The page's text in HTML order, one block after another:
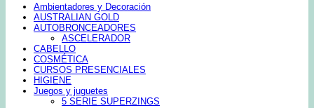
Ambientadores y Decoración
AUSTRALIAN GOLD
AUTOBRONCEADORES
ASCELERADOR
CABELLO
COSMÉTICA
CURSOS PRESENCIALES
HIGIENE
Juegos y juguetes
5 SERIE SUPERZINGS